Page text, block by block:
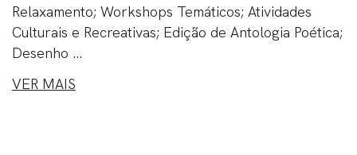
Relaxamento; Workshops Temáticos; Atividades
Culturais e Recreativas; Edição de Antologia Poética;
Desenho ...
VER MAIS